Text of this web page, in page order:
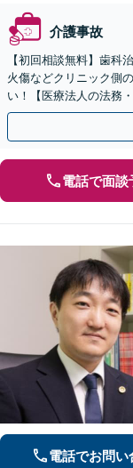
介護事故
【初回相談無料】歯科
火傷などクリニック側
い！【医療法人の法務
ドバイスで、納得ので
電話で面談
電話でお問い